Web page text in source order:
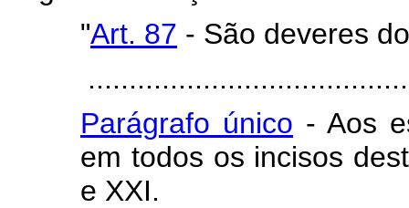
"Art. 87 - São deveres
Parágrafo único - Aos
em todos os incisos
e XXI.